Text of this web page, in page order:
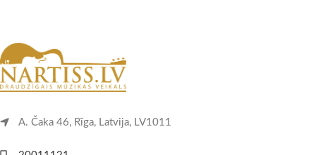
A. Čaka 46, Rīga, Latvija, LV1011